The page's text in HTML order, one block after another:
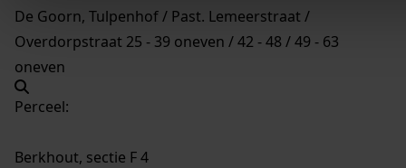
De Goorn, Tulpenhof / Past. Lemeerstraat /
Overdorpstraat 25 - 39 oneven / 42 - 48 / 49 - 63
oneven
Perceel:
Berkhout, sectie F 4